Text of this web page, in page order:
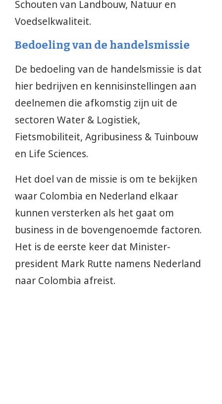
Schouten van Landbouw, Natuur en
Voedselkwaliteit.
Bedoeling van de handelsmissie
De bedoeling van de handelsmissie is dat
hier bedrijven en kennisinstellingen aan
deelnemen die afkomstig zijn uit de
sectoren Water & Logistiek,
Fietsmobiliteit, Agribusiness & Tuinbouw
en Life Sciences.
Het doel van de missie is om te bekijken
waar Colombia en Nederland elkaar
kunnen versterken als het gaat om
business in de bovengenoemde factoren.
Het is de eerste keer dat Minister-
president Mark Rutte namens Nederland
naar Colombia afreist.